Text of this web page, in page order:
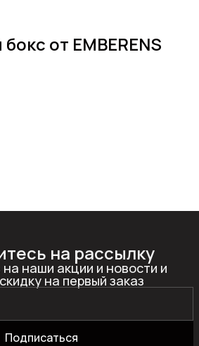
от EMBERENS
на рассылку
наши акции и новости и
на первый заказ
Подписаться